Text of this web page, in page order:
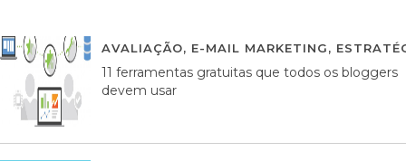
AVALIAÇÃO, E-MAIL MARKETING,
11 ferramentas gratuitas que todos os bloggers
devem usar